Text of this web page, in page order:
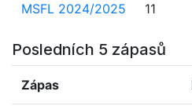
MSFL 2024/2025 11
Posledních 5 zápasů
Zápas